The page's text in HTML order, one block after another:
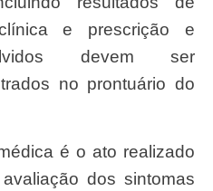
e prescrição e
devem ser
no prontuário do
dos sintomas